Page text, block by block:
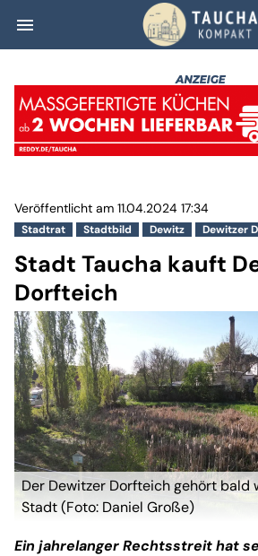
menu
Stadtrat Stadtbild Dewitz Dewitzer
Veröffentlicht am 11.04.2024 17:34
Stadt Taucha kauft
Dorfteich
Der Dewitzer Dorfteich gehört bald
Stadt (Foto: Daniel Große)
Ein jahrelanger Rechtsstreit hat